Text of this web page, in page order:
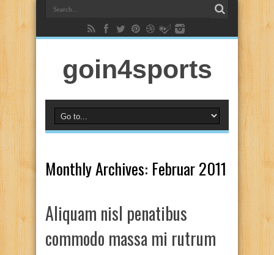
goin4sports
Monthly Archives: Februar 2011
Aliquam nisl penatibus
commodo massa mi rutrum